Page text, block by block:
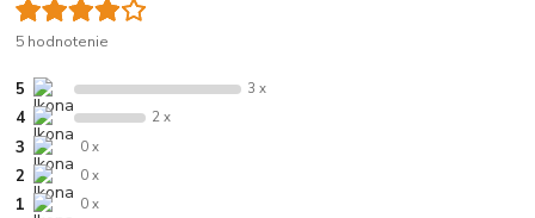
5 hodnotenie
5 3 x
4 2 x
3 0 x
2 0 x
1 0 x